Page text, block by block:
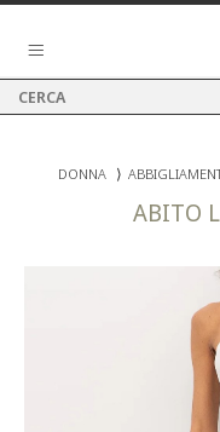
DONNA ⟩
ABITO